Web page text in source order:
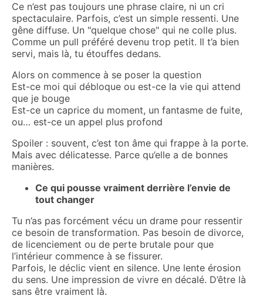
Ce n’est pas toujours une phrase claire, ni un cri
spectaculaire. Parfois, c’est un simple ressenti. Une
gêne diffuse. Un "quelque chose" qui ne colle plus.
Comme un pull préféré devenu trop petit. Il t’a bien
servi, mais là, tu étouffes dedans.
Alors on commence à se poser la question
Est-ce moi qui débloque ou est-ce la vie qui attend
que je bouge
Est-ce un caprice du moment, un fantasme de fuite,
ou… est-ce un appel plus profond
Spoiler : souvent, c’est ton âme qui frappe à la porte.
Mais avec délicatesse. Parce qu’elle a de bonnes
manières.
Ce qui pousse vraiment derrière l’envie de
tout changer
Tu n’as pas forcément vécu un drame pour ressentir
ce besoin de transformation. Pas besoin de divorce,
de licenciement ou de perte brutale pour que
l’intérieur commence à se fissurer.
Parfois, le déclic vient en silence. Une lente érosion
du sens. Une impression de vivre en décalé. D’être là
sans être vraiment là.